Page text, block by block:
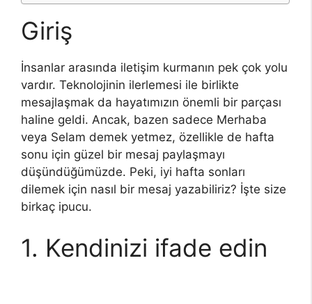
Giriş
İnsanlar arasında iletişim kurmanın pek çok yolu
vardır. Teknolojinin ilerlemesi ile birlikte
mesajlaşmak da hayatımızın önemli bir parçası
haline geldi. Ancak, bazen sadece Merhaba
veya Selam demek yetmez, özellikle de hafta
sonu için güzel bir mesaj paylaşmayı
düşündüğümüzde. Peki, iyi hafta sonları
dilemek için nasıl bir mesaj yazabiliriz? İşte size
birkaç ipucu.
1. Kendinizi ifade edin